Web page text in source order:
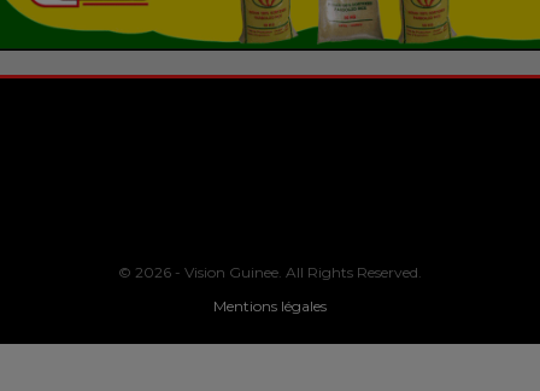
© 2026 - Vision Guinee. All Rights Reserved.
Mentions légales